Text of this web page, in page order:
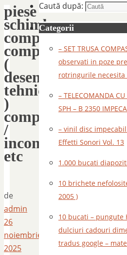
piese
schimb
compas
compasuri
(
desen
tehnic
)
complete
/
incomplete
etc
de
admin
26
noiembrie
2025
Caută după:
Categorii
– SET TRUSA
observati in poze
rotringurile necesita
– TELECOMANDA
SPH – B 2350
– vinil disc impecabil
Effetti Sonori Vol. 13
1.000 bucati
10 brichete
2005 )
10 bucati – pungute
dulciuri cadouri
tradus google –